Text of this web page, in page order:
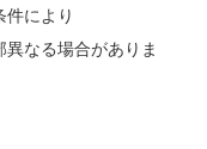
により
異なる場合がありま